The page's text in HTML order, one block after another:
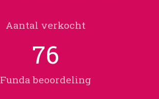
Aantal verkocht
76
Funda beoordeling